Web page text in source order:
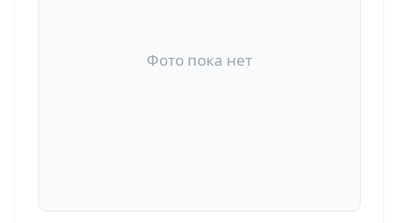
Фото пока нет